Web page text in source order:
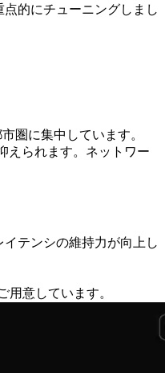
的にチューニングしまし
圏に集中しています。
えられます。ネットワー
テンシの維持力が向上し
用意しています。